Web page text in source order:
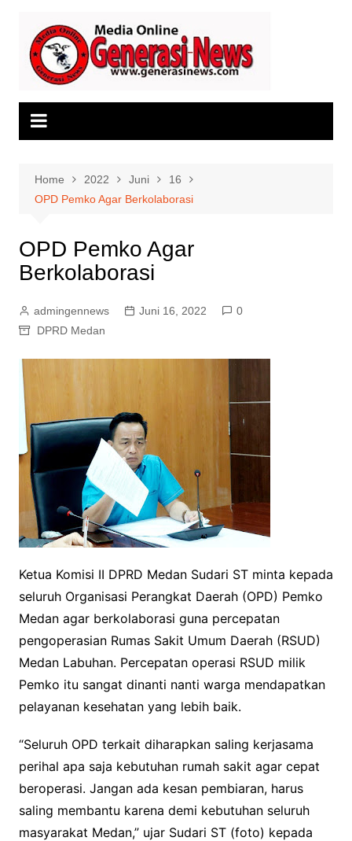
content
Home 2022 Juni
16
OPD Pemko Agar Berkolaborasi
OPD Pemko Agar
Berkolaborasi
admingennews Juni 16, 2022
0
DPRD Medan
Ketua Komisi II DPRD Medan Sudari ST minta kepada
seluruh Organisasi Perangkat Daerah (OPD) Pemko
Medan agar berkolaborasi guna percepatan
pengoperasian Rumas Sakit Umum Daerah (RSUD)
Medan Labuhan. Percepatan operasi RSUD milik
Pemko itu sangat dinanti nanti warga mendapatkan
pelayanan kesehatan yang lebih baik.
“Seluruh OPD terkait diharapkan saling kerjasama
perihal apa saja kebutuhan rumah sakit agar cepat
beroperasi. Jangan ada kesan pembiaran, harus
saling membantu karena demi kebutuhan seluruh
masyarakat Medan,” ujar Sudari ST (foto) kepada